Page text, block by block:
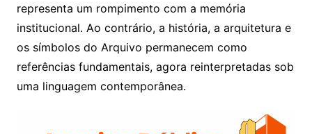
representa um rompimento com a memória
institucional. Ao contrário, a história, a arquitetura e
os símbolos do Arquivo permanecem como
referências fundamentais, agora reinterpretadas sob
uma linguagem contemporânea.